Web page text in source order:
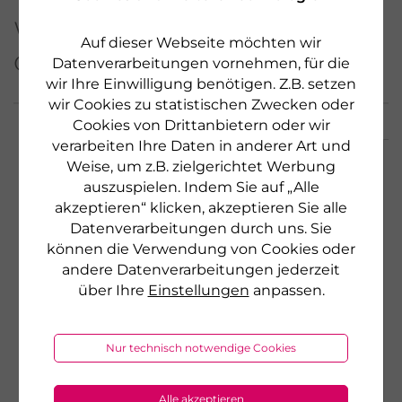
Auf dieser Webseite möchten wir
Datenverarbeitungen vornehmen, für die
wir Ihre Einwilligung benötigen. Z.B. setzen
wir Cookies zu statistischen Zwecken oder
Cookies von Drittanbietern oder wir
verarbeiten Ihre Daten in anderer Art und
Weise, um z.B. zielgerichtet Werbung
auszuspielen. Indem Sie auf „Alle
akzeptieren“ klicken, akzeptieren Sie alle
Datenverarbeitungen durch uns. Sie
können die Verwendung von Cookies oder
andere Datenverarbeitungen jederzeit
über Ihre Einstellungen anpassen.
Nur technisch notwendige Cookies
Alle akzeptieren
Weitere Produkte aus
dieser Serie